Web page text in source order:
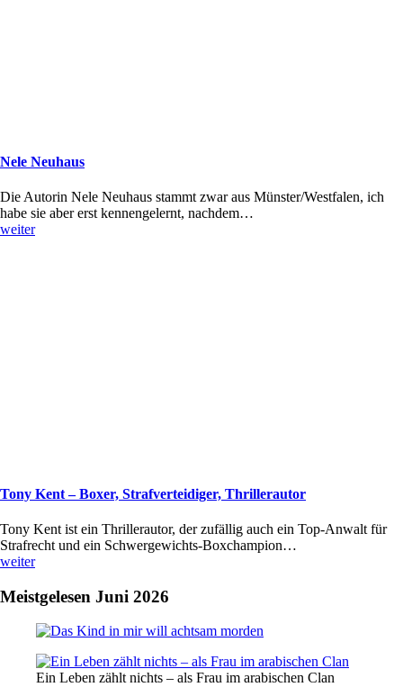
Nele Neuhaus
Die Autorin Nele Neuhaus stammt zwar aus Münster/Westfalen, ich
habe sie aber erst kennengelernt, nachdem…
weiter
Tony Kent – Boxer, Strafverteidiger, Thrillerautor
Tony Kent ist ein Thrillerautor, der zufällig auch ein Top-Anwalt für
Strafrecht und ein Schwergewichts-Boxchampion…
weiter
Meistgelesen Juni 2026
Ein Leben zählt nichts – als Frau im arabischen Clan